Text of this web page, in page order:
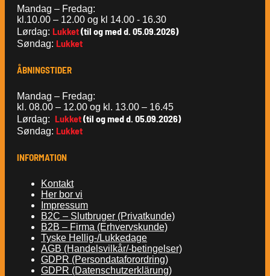
Mandag – Fredag:
kl.10.00 – 12.00 og kl 14.00 - 16.30
Lørdag: Lukket(til og med d. 05.09.2026)
Søndag: Lukket
ÅBNINGSTIDER
Mandag – Fredag:
kl. 08.00 – 12.00 og kl. 13.00 – 16.45
Lørdag: Lukket(til og med d. 05.09.2026)
Søndag: Lukket
INFORMATION
Kontakt
Her bor vi
Impressum
B2C – Slutbruger (Privatkunde)
B2B – Firma (Erhvervskunde)
Tyske Hellig-/Lukkedage
AGB (Handelsvilkår/-betingelser)
GDPR (Persondataforordring)
GDPR (Datenschutzerklärung)